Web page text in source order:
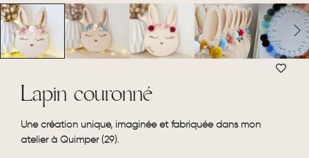
Lapin couronné
Une création unique, imaginée et fabriquée dans mon
atelier à Quimper (29).